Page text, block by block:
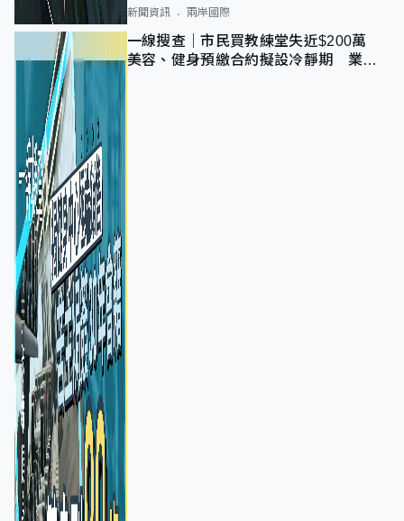
新聞資訊 兩岸國際
一線搜查｜市民買教練堂失近$200萬
美容、健身預繳合約擬設冷靜期 業界